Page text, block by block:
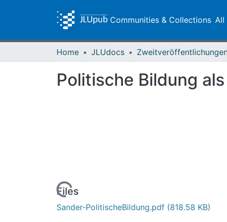
Communities & Collections All
Home JLUdocs
Politische Bildung
Loading...
Files
Sander-PolitischeBildung.pdf (818.58 KB)